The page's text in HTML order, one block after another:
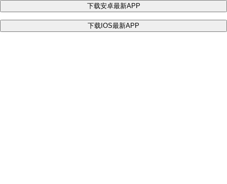
下载安卓最新APP
下载IOS最新APP